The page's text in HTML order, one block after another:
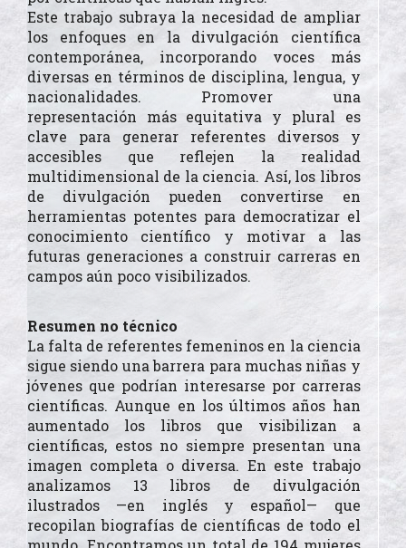
Este trabajo subraya la necesidad de ampliar
los enfoques en la divulgación científica
contemporánea, incorporando voces más
diversas en términos de disciplina, lengua, y
nacionalidades. Promover una
representación más equitativa y plural es
clave para generar referentes diversos y
accesibles que reflejen la realidad
multidimensional de la ciencia. Así, los libros
de divulgación pueden convertirse en
herramientas potentes para democratizar el
conocimiento científico y motivar a las
futuras generaciones a construir carreras en
campos aún poco visibilizados.
Resumen no técnico
La falta de referentes femeninos en la ciencia
sigue siendo una barrera para muchas niñas y
jóvenes que podrían interesarse por carreras
científicas. Aunque en los últimos años han
aumentado los libros que visibilizan a
científicas, estos no siempre presentan una
imagen completa o diversa. En este trabajo
analizamos 13 libros de divulgación
ilustrados —en inglés y español— que
recopilan biografías de científicas de todo el